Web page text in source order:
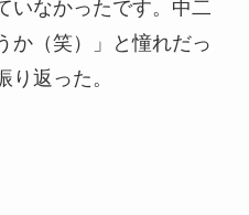
いなかったです。中二
か（笑）」と憧れだっ
り返った。